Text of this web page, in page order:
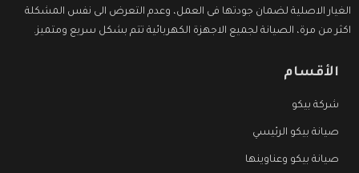
الغيار الاصلية لضمان جودتها فى العمل، وعدم التعرض الى نفس المشكلة
اكثر من مرة، الصيانة لجميع الاجهزة الكهربائية تتم بشكل سريع ومتميز.
الأقسام
شركة بيكو
صيانة بيكو الرئيسي
صيانة بيكو وعناوينها